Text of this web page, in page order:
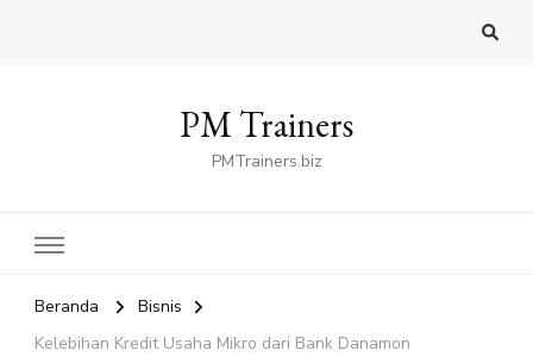
PM Trainers
PMTrainers.biz
Beranda
Bisnis
Kelebihan Kredit Usaha Mikro dari Bank Danamon